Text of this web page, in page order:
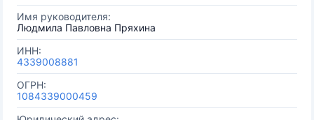
Имя руководителя:
Людмила Павловна Пряхина
ИНН:
4339008881
ОГРН:
1084339000459